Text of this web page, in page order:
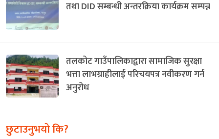
तथा DID सम्बन्धी अन्तरक्रिया कार्यक्रम सम्पन्न
तलकोट गाउँपालिकाद्वारा सामाजिक सुरक्षा
भत्ता लाभग्राहीलाई परिचयपत्र नवीकरण गर्न
अनुरोध
छुटाउनुभयो कि?